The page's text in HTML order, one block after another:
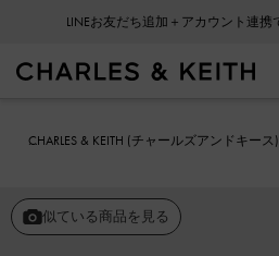
LINEお友だち追加＋アカウント連携
CHARLES & KEITH (チャールズアンドキース
似ている商品を見る